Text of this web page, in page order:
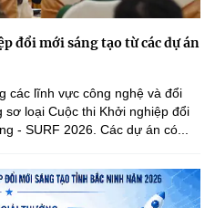
đổi mới sáng tạo từ các dự án
các lĩnh vực công nghệ và đổi
sơ loại Cuộc thi Khởi nghiệp đổi
- SURF 2026. Các dự án có...